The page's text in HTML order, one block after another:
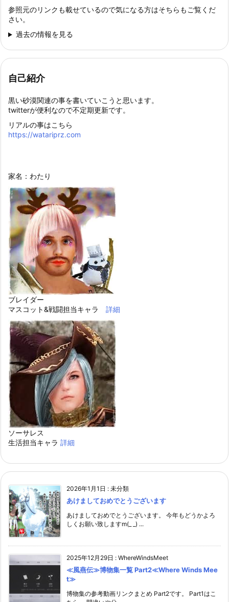
参照元のリンクも載せているので気になる方はそちらもご覧くだ
さい。
過去の情報を見る
自己紹介
黒い砂漠関連の事を書いていこうと思います。
twitterが便利なので不定期更新です。
リアルの事はこちら
https://watariprz.com
家名：わたり
ブレイダー
マスコット&戦闘担当キャラ 詳細
ソーサレス
生活担当キャラ 詳細
2026年1月1日 : 未分類
あけましておめでとうございます
あけましておめでとうございます。 今年もどうかよろ
しくお願い致しますm(_ _) ...
2025年12月29日 : WhereWindsMeet
≪風燕伝≫博物集一覧 Part2≪Where Winds Mee
t≫
博物集の参考動画リンクまとめ Part2です。 Part1はこ